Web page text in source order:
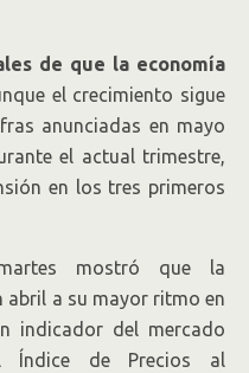
de que la economía
el crecimiento sigue
anunciadas en mayo
el actual trimestre,
en los tres primeros
mostró que la
a su mayor ritmo en
indicador del mercado
Índice de Precios al